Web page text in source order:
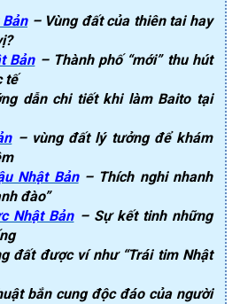
– Vùng đất của thiên tai hay
Bản– Thành phố “mới” thu hút
tế
dẫn chi tiết khi làm Baito tại
– vùng đất lý tưởng để khám
Nhật Bản– Thích nghi nhanh
đào”
Nhật Bản– Sự kết tinh những
đất được ví như “Trái tim Nhật
bắn cung độc đáo của người